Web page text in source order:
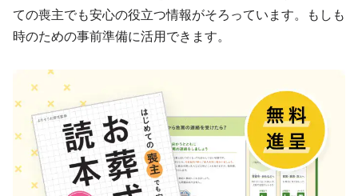
ての喪主でも安心の役立つ情報がそろっています。もしも
時のための事前準備に活用できます。